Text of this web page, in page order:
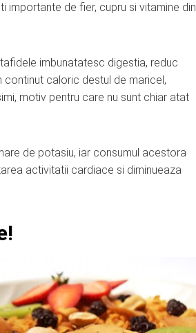
importante de fier, cupru si vitamine din
imbunatatesc digestia, reduc
continut caloric destul de maricel,
motiv pentru care nu sunt chiar atat
de potasiu, iar consumul acestora
activitatii cardiace si diminueaza